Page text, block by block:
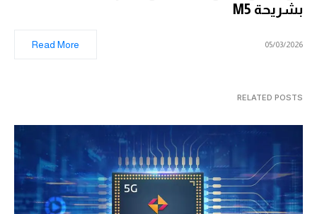
بشريحة M5
05/03/2026
Read More
RELATED POSTS